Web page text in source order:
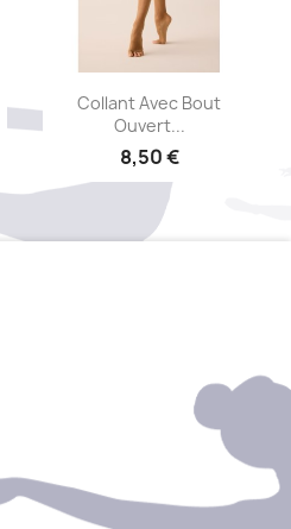
Aperçu rapide
Collant Avec Bout
Ouvert...
8,50 €